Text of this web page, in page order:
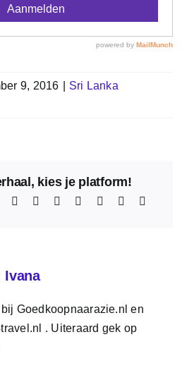
9, 2016
Sri Lanka
kies je platform!
LinkedInWhatsAppTelegram
TumblrPinterest Xing
Ivana
Goedkoopnaarazie.nl en
. Uiteraard gek op